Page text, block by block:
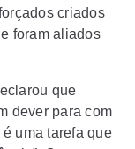
criados
foram aliados
que
dever para com
uma tarefa que